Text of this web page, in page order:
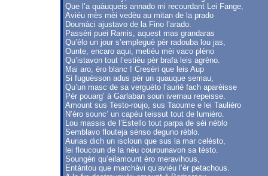
Que l’a quàuqueis annado mi recourdant Lei Fange,
Aviéu mès mèi vedèu au mitan de la prado
Doumàci ajustavo de la Fino l’arado.
Passèri puei Ramis, aquest mas grandaras
Qu’èlo un jour s’empleguè pèr radouba lou jas,
Ounte, encaro aqui, metiéu mèi vaco plèno
Qu’istavon tout l’estiéu pèr brafa leis agrèno.
Mai aro, èro blanc ! Cresèri que leis Aup
Si fuguèsson adus pèr un quauque semau,
Qu’un masc de sa verguèto l’aurié fach aparèisse
Pèr pouarg’ à Garlaban soun ivernau repeisse.
Amount sus Testo-roujo, sus Taoume e lei Taulièro
N’èro sounc’ un capèu teissut tout de lumièro.
Lou massis de l’Estello tout parpa de sèi nèblo
Semblavo flouteja sènso deguno rèblo.
Aurias dich un iscloun que sus la mar celèsto,
lei floucoun de la nèu courounavon sa tèsto.
Soungèri qu’eilamount èro meravihous,
Entàntou que marchàvi qu’aviéu l’èr petachous.